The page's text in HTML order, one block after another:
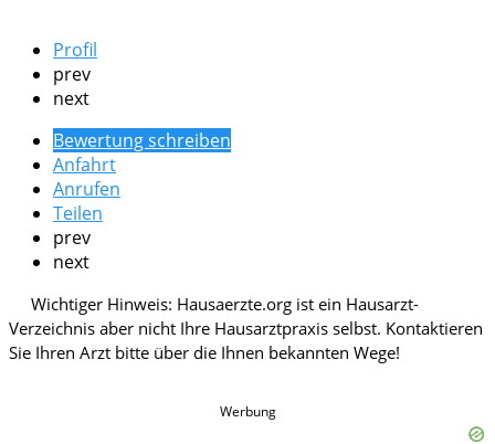
Profil
prev
next
Bewertung schreiben
Anfahrt
Anrufen
Teilen
prev
next
Werbung